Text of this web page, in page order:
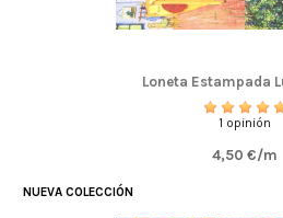
Loneta Estampada
1 opinión
4,50 €/m
NUEVA COLECCIÓN